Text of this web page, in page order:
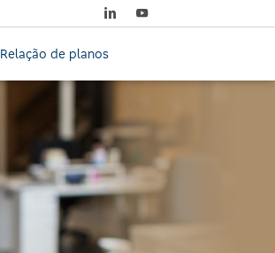
Relação de planos